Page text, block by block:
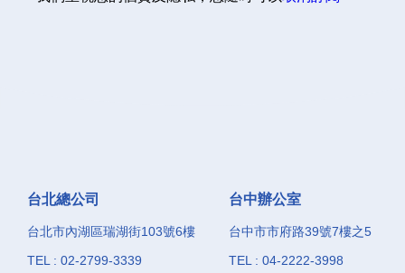
台北總公司
台北市內湖區瑞湖街103號6樓
TEL : 02-2799-3339
台中辦公室
台中市市府路39號7樓之5
TEL : 04-2222-3998